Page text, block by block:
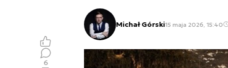
Michał Górski15 maja 2026, 15:40
6